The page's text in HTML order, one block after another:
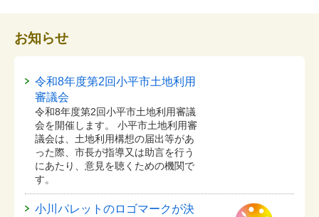
お知らせ
令和8年度第2回小平市土地利用
審議会
令和8年度第2回小平市土地利用審議
会を開催します。 小平市土地利用審
議会は、土地利用構想の届出等があ
った際、市長が指導又は助言を行う
にあたり、意見を聴くための機関で
す。
小川パレットのロゴマークが決